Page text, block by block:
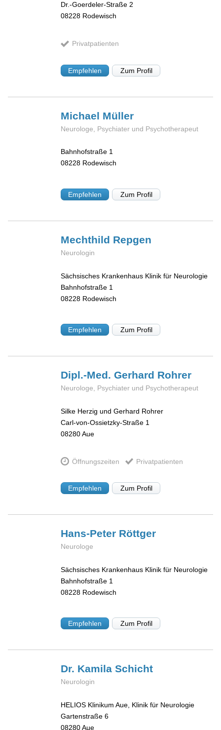
Dr.-Goerdeler-Straße 2
08228 Rodewisch
Privatpatienten
Empfehlen Zum Profil
Michael Müller
Neurologe, Psychiater und Psychotherapeut
Bahnhofstraße 1
08228 Rodewisch
Empfehlen Zum Profil
Mechthild Repgen
Neurologin
Sächsisches Krankenhaus Klinik für Neurologie
Bahnhofstraße 1
08228 Rodewisch
Empfehlen Zum Profil
Dipl.-Med. Gerhard Rohrer
Neurologe, Psychiater und Psychotherapeut
Silke Herzig und Gerhard Rohrer
Carl-von-Ossietzky-Straße 1
08280Aue
Öffnungszeiten Privatpatienten
Empfehlen Zum Profil
Hans-Peter Röttger
Neurologe
Sächsisches Krankenhaus Klinik für Neurologie
Bahnhofstraße 1
08228 Rodewisch
Empfehlen Zum Profil
Dr. KamilaSchicht
Neurologin
HELIOS Klinikum Aue, Klinik für Neurologie
Gartenstraße 6
08280Aue